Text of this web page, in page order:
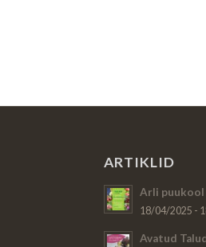
ARTIKLID
Arli puukool
18/04/2025 -
Avatud